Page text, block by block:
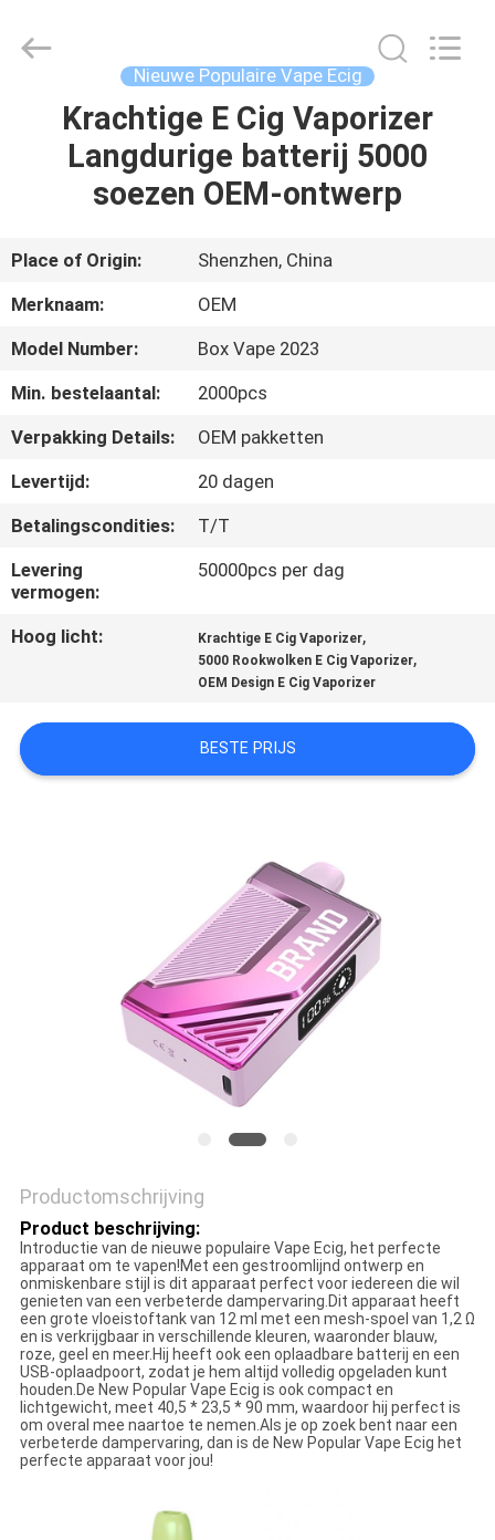
HUIS
PRODUCTEN
VIDEO'S
ONS
FABRIEKSREIS
KWALITEITSCONTROLE
VERZOEK
EEN
SITEMAP
Copyright
ECER
Nieuwe Populaire Vape Ecig
Krachtige E Cig Vaporizer
Langdurige batterij 5000
soezen OEM-ontwerp
Place of Origin:
Shenzhen, China
Merknaam:
OEM
Model Number:
Box Vape 2023
Min. bestelaantal:
2000pcs
Verpakking Details:
OEM pakketten
Levertijd:
20 dagen
Betalingscondities:
T/T
Levering
vermogen:
50000pcs per dag
Hoog licht: Krachtige E Cig Vaporizer,
5000 Rookwolken E Cig Vaporizer,
OEM Design E Cig Vaporizer
BESTE PRIJS
Productomschrijving
Product beschrijving:
Introductie van de nieuwe populaire Vape Ecig, het perfecte
apparaat om te vapen!Met een gestroomlijnd ontwerp en
onmiskenbare stijl is dit apparaat perfect voor iedereen die wil
genieten van een verbeterde dampervaring.Dit apparaat heeft
een grote vloeistoftank van 12 ml met een mesh-spoel van 1,2 Ω
en is verkrijgbaar in verschillende kleuren, waaronder blauw,
roze, geel en meer.Hij heeft ook een oplaadbare batterij en een
USB-oplaadpoort, zodat je hem altijd volledig opgeladen kunt
houden.De New Popular Vape Ecig is ook compact en
lichtgewicht, meet 40,5 * 23,5 * 90 mm, waardoor hij perfect is
om overal mee naartoe te nemen.Als je op zoek bent naar een
verbeterde dampervaring, dan is de New Popular Vape Ecig het
perfecte apparaat voor jou!